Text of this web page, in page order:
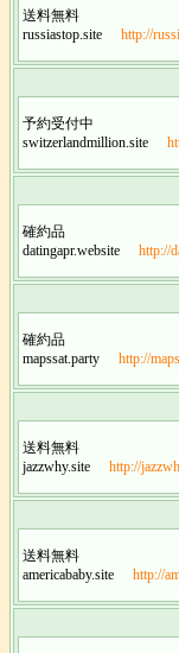
送料無料
russiastop.site
http://
予約受付中
switzerlandmillion.site
確約品
datingapr.website
http://
確約品
mapssat.party
http://
送料無料
jazzwhy.site
http://
送料無料
americababy.site
http://